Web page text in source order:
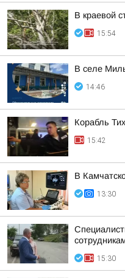
В краевой
15:54
В селе
14:46
Корабль
15:42
В
13:30
15:30